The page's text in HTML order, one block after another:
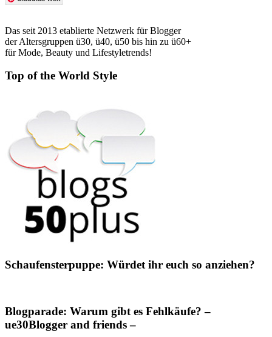
Das seit 2013 etablierte Netzwerk für Blogger
der Altersgruppen ü30, ü40, ü50 bis hin zu ü60+
für Mode, Beauty und Lifestyletrends!
Top of the World Style
Schaufensterpuppe: Würdet ihr euch so anziehen?
Blogparade: Warum gibt es Fehlkäufe? –
ue30Blogger and friends –